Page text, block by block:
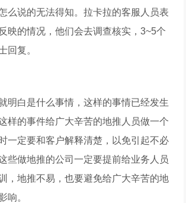
么说的无法得知。拉卡拉的客服人员表
映的情况，他们会去调查核实，3~5个
回复。
明白是什么事情，这样的事情已经发生
样的事件给广大辛苦的地推人员做一个
一定要和客户解释清楚，以免引起不必
些做地推的公司一定要提前给业务人员
，地推不易，也要避免给广大辛苦的地
响。